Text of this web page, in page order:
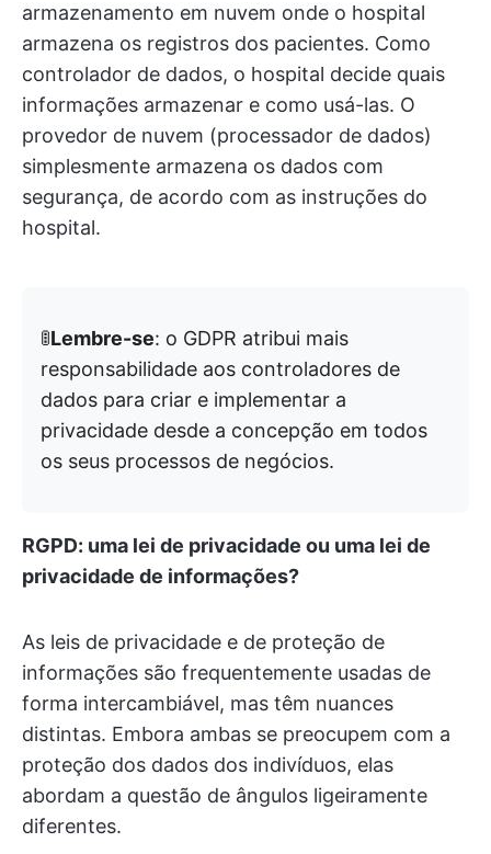
armazenamento em nuvem onde o hospital
armazena os registros dos pacientes. Como
controlador de dados, o hospital decide quais
informações armazenar e como usá-las. O
provedor de nuvem (processador de dados)
simplesmente armazena os dados com
segurança, de acordo com as instruções do
hospital.
🚦Lembre-se: o GDPR atribui mais
responsabilidade aos controladores de
dados para criar e implementar a
privacidade desde a concepção em todos
os seus processos de negócios.
RGPD: uma lei de privacidade ou uma lei de
privacidade de informações?
As leis de privacidade e de proteção de
informações são frequentemente usadas de
forma intercambiável, mas têm nuances
distintas. Embora ambas se preocupem com a
proteção dos dados dos indivíduos, elas
abordam a questão de ângulos ligeiramente
diferentes.